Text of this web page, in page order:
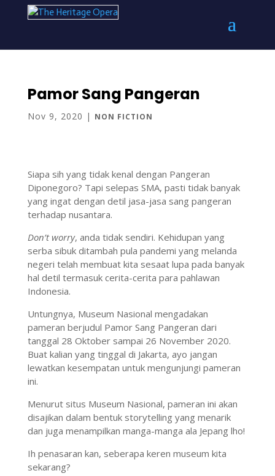
Pamor Sang Pangeran
Nov 9, 2020 | NON FICTION
Siapa sih yang tidak kenal dengan Pangeran
Diponegoro? Tapi selepas SMA, pasti tidak banyak
yang ingat dengan detil jasa-jasa sang pangeran
terhadap nusantara.
Don’t worry, anda tidak sendiri. Kehidupan yang
serba sibuk ditambah pula pandemi yang melanda
negeri telah membuat kita sesaat lupa pada banyak
hal detil termasuk cerita-cerita para pahlawan
Indonesia.
Untungnya, Museum Nasional mengadakan
pameran berjudul Pamor Sang Pangeran dari
tanggal 28 Oktober sampai 26 November 2020.
Buat kalian yang tinggal di Jakarta, ayo jangan
lewatkan kesempatan untuk mengunjungi pameran
ini.
Menurut situs Museum Nasional, pameran ini akan
disajikan dalam bentuk storytelling yang menarik
dan juga menampilkan manga-manga ala Jepang lho!
Ih penasaran kan, seberapa keren museum kita
sekarang?